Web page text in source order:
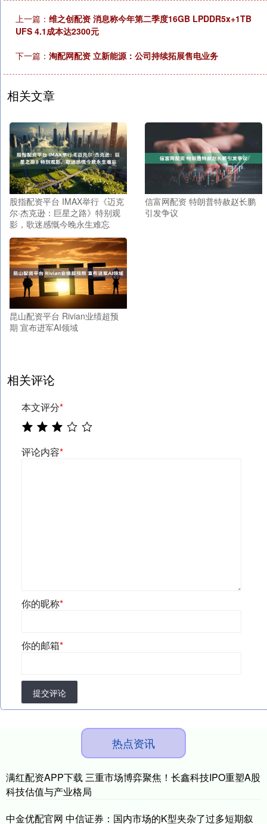
上一篇： 维之创配资 消息称今年第二季度16GB LPDDR5x+1TB
UFS 4.1成本达2300元
下一篇： 淘配网配资 立新能源：公司持续拓展售电业务
相关文章
股指配资平台 IMAX举行《迈克
尔·杰克逊：巨星之路》特别观
影，歌迷感慨今晚永生难忘
信富网配资 特朗普特赦赵长鹏
引发争议
昆山配资平台 Rivian业绩超预
期 宣布进军AI领域
相关评论
本文评分*
评论内容*
你的昵称*
你的邮箱*
提交评论
热点资讯
满红配资APP下载 三重市场博弈聚焦！长鑫科技IPO重塑A股
科技估值与产业格局
中金优配官网 中信证券：国内市场的K型夹杂了过多短期叙